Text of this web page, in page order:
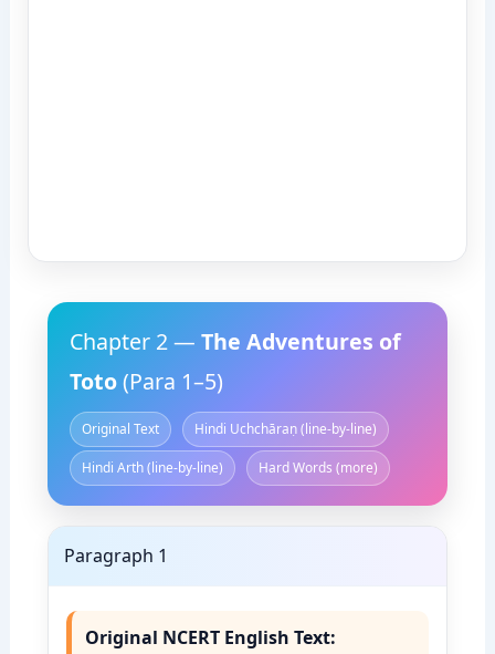
Chapter 2 — The Adventures of
Toto(Para 1–5)
Original Text Hindi Uchchāraṇ (line-by-line)
Hindi Arth (line-by-line) Hard Words (more)
Paragraph 1
Original NCERT English Text: